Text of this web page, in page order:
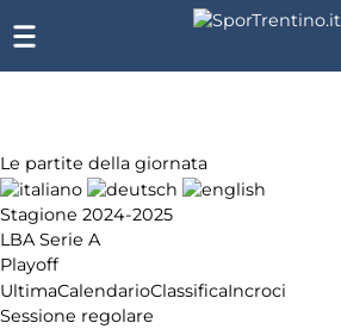
Le partite della giornata
Stagione 2024-2025
LBA Serie A
Playoff
UltimaCalendarioClassificaIncroci
Sessione regolare
Chi
siamo
Affiliazione